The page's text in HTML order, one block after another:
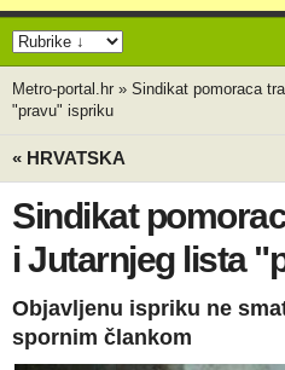
Metro-portal.hr » Sindikat pomoraca
"pravu" ispriku
« HRVATSKA
Sindikat
i Jutarnjeg lista
Objavljenu ispriku ne
spornim člankom